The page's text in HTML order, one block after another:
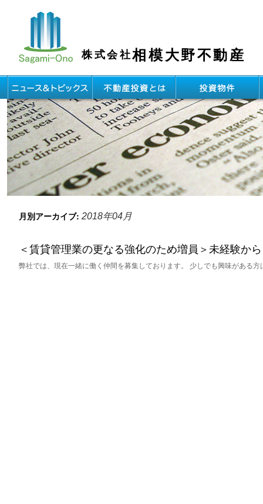
株式会社相模大野不動産
月別アーカイブ: 2018年04月
＜賃貸管理業の更なる強化のため増員＞未経験か
弊社では、現在一緒に働く仲間を募集しております。 少しでも興味がある